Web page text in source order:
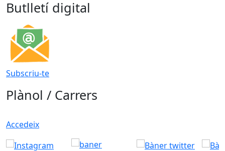
Butlletí digital
Subscriu-te
Plànol / Carrers
Accedeix